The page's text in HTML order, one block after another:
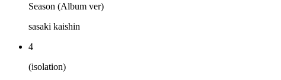
Season (Album ver)
sasaki kaishin
4
(isolation)